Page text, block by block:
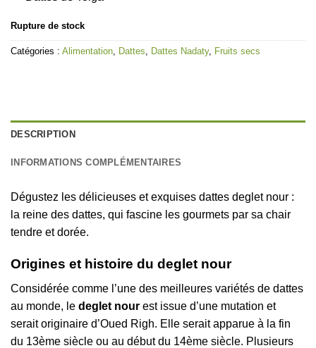
Rupture de stock
Catégories : Alimentation, Dattes, Dattes Nadaty, Fruits secs
DESCRIPTION
INFORMATIONS COMPLÉMENTAIRES
Dégustez les délicieuses et exquises dattes deglet nour :
la reine des dattes, qui fascine les gourmets par sa chair
tendre et dorée.
Origines et histoire du deglet nour
Considérée comme l’une des meilleures variétés de dattes
au monde, le deglet nour est issue d’une mutation et
serait originaire d’Oued Righ. Elle serait apparue à la fin
du 13ème siècle ou au début du 14ème siècle. Plusieurs